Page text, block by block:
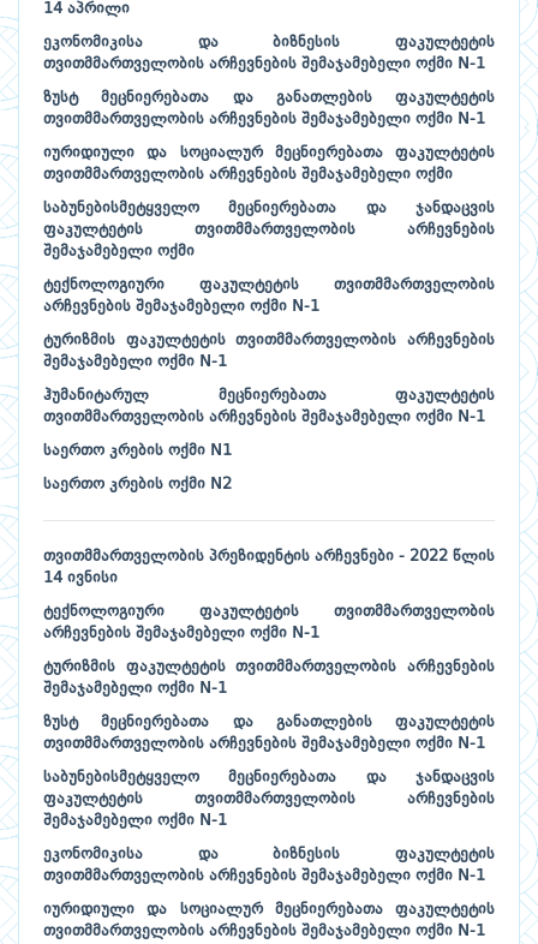
14 აპრილი
ეკონომიკისა და ბიზნესის ფაკულტეტის
თვითმმართველობის არჩევნების შემაჯამებელი ოქმი N-1
ზუსტ მეცნიერებათა და განათლების ფაკულტეტის
თვითმმართველობის არჩევნების შემაჯამებელი ოქმი N-1
იურიდიული და სოციალურ მეცნიერებათა ფაკულტეტის
თვითმმართველობის არჩევნების შემაჯამებელი ოქმი
საბუნებისმეტყველო მეცნიერებათა და ჯანდაცვის
ფაკულტეტის თვითმმართველობის არჩევნების
შემაჯამებელი ოქმი
ტექნოლოგიური ფაკულტეტის თვითმმართველობის
არჩევნების შემაჯამებელი ოქმი N-1
ტურიზმის ფაკულტეტის თვითმმართველობის არჩევნების
შემაჯამებელი ოქმი N-1
ჰუმანიტარულ მეცნიერებათა ფაკულტეტის
თვითმმართველობის არჩევნების შემაჯამებელი ოქმი N-1
საერთო კრების ოქმი N1
საერთო კრების ოქმი N2
თვითმმართველობის პრეზიდენტის არჩევნები - 2022 წლის
14 ივნისი
ტექნოლოგიური ფაკულტეტის თვითმმართველობის
არჩევნების შემაჯამებელი ოქმი N-1
ტურიზმის ფაკულტეტის თვითმმართველობის არჩევნების
შემაჯამებელი ოქმი N-1
ზუსტ მეცნიერებათა და განათლების ფაკულტეტის
თვითმმართველობის არჩევნების შემაჯამებელი ოქმი N-1
საბუნებისმეტყველო მეცნიერებათა და ჯანდაცვის
ფაკულტეტის თვითმმართველობის არჩევნების
შემაჯამებელი ოქმი N-1
ეკონომიკისა და ბიზნესის ფაკულტეტის
თვითმმართველობის არჩევნების შემაჯამებელი ოქმი N-1
იურიდიული და სოციალურ მეცნიერებათა ფაკულტეტის
თვითმმართველობის არჩევნების შემაჯამებელი ოქმი N-1